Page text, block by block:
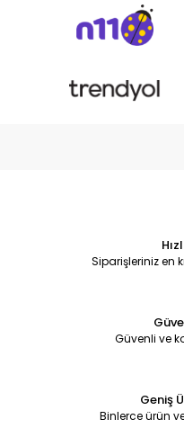
Siparişleriniz en
Güvenli ve
Geniş
Binlerce ürün